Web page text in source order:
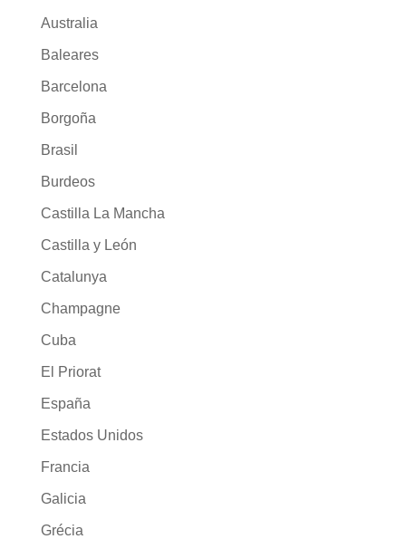
Australia
Baleares
Barcelona
Borgoña
Brasil
Burdeos
Castilla La Mancha
Castilla y León
Catalunya
Champagne
Cuba
El Priorat
España
Estados Unidos
Francia
Galicia
Grécia